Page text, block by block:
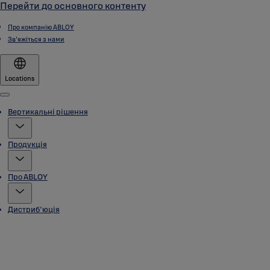
Перейти до основного контенту
Про компанію ABLOY
Зв'яжіться з нами
Locations
Menu
Вертикальні рішення
Продукція
Про ABLOY
Дистриб'юція